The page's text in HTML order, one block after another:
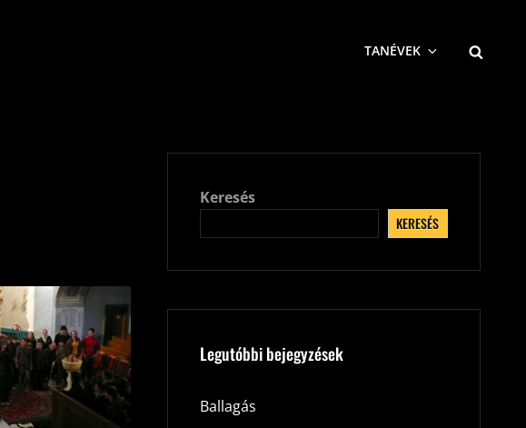
TANÉVEK
Keresés
KERESÉS
Legutóbbi bejegyzések
Ballagás